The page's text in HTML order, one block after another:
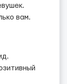
вам.